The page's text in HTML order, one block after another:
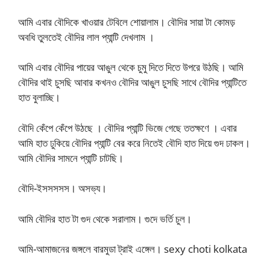
আমি এবার বৌদিকে খাওয়ার টেবিলে শোয়ালাম। বৌদির সায়া টা কোমড়
অবধি তুলতেই বৌদির লাল প্যান্টি দেখলাম ।
আমি এবার বৌদির পায়ের আঙুল থেকে চুমু দিতে দিতে উপরে উঠছি। আমি
বৌদির থাই চুসছি আবার কখনও বৌদির আঙুল চুসছি সাথে বৌদির প্যান্টিতে
হাত বুলাচ্ছি।
বৌদি কেঁপে কেঁপে উঠছে । বৌদির প্যান্টি ভিজে গেছে ততক্ষণে । এবার
আমি হাত ঢুকিয়ে বৌদির প্যান্টি বের করে নিতেই বৌদি হাত দিয়ে গুদ ঢাকল।
আমি বৌদির সামনে প্যান্টি চাটছি।
বৌদি-ইসসসসস। অসভ্য।
আমি বৌদির হাত টা গুদ থেকে সরালাম। গুদে ভর্তি চুল।
আমি-আমাজনের জঙ্গলে বারমুডা ট্রাই এঙ্গেল। sexy choti kolkata